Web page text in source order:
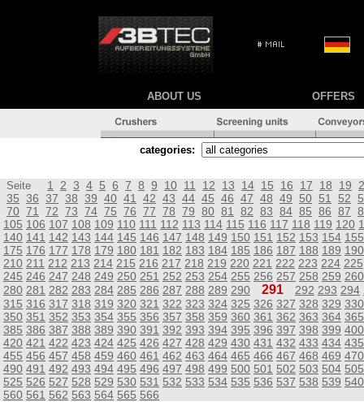
ABOUT US OFFERS
categories:
Seite 1 2 3 4 5 6 7 8 9 10 11 12 13 14 15 16 17 18 19
35 36 37 38 39 40 41 42 43 44 45 46 47 48 49 50 51 52
70 71 72 73 74 75 76 77 78 79 80 81 82 83 84 85 86 87
105 106 107 108 109 110 111 112 113 114 115 116 117 118 119 120
140 141 142 143 144 145 146 147 148 149 150 151 152 153 154 155
175 176 177 178 179 180 181 182 183 184 185 186 187 188 189 190
210 211 212 213 214 215 216 217 218 219 220 221 222 223 224 225
245 246 247 248 249 250 251 252 253 254 255 256 257 258 259 260
280 281 282 283 284 285 286 287 288 289 290 291 292 293 294
315 316 317 318 319 320 321 322 323 324 325 326 327 328 329 330
350 351 352 353 354 355 356 357 358 359 360 361 362 363 364 365
385 386 387 388 389 390 391 392 393 394 395 396 397 398 399 400
420 421 422 423 424 425 426 427 428 429 430 431 432 433 434 435
455 456 457 458 459 460 461 462 463 464 465 466 467 468 469 470
490 491 492 493 494 495 496 497 498 499 500 501 502 503 504 505
525 526 527 528 529 530 531 532 533 534 535 536 537 538 539 540
560 561 562 563 564 565 566